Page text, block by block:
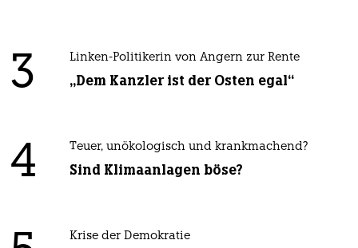
3 Linken-Politikerin von Angern zur Rente
„Dem Kanzler ist der Osten egal“
4 Teuer, unökologisch und krankmachend?
Sind Klimaanlagen böse?
Krise der Demokratie